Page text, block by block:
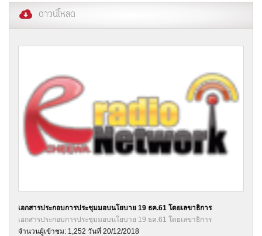
ดาวน์โหลด
เอกสารประกอบการประชุมมอบนโยบาย 19 ธค.61 โดยเลขาธิการ
เอกสารประกอบการประชุมมอบนโยบาย 19 ธค.61 โดยเลขาธิการ
จำนวนผู้เข้าชม: 1,252 วันที่ 20/12/2018